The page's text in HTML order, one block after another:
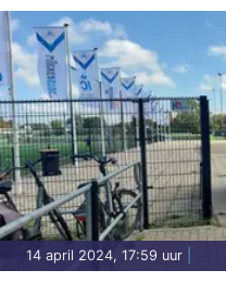
14 april 2024, 17:59 uur